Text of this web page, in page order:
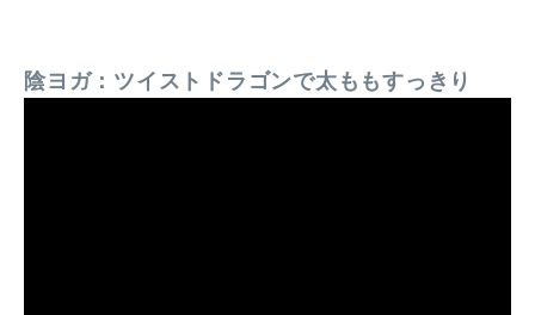
陰ヨガ：ツイストドラゴンで太ももすっきり